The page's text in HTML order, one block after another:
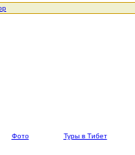
Фото Туры в Тибет